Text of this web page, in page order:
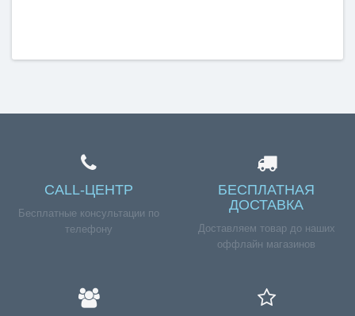
CALL-ЦЕНТР
Бесплатные консультации по
телефону
БЕСПЛАТНАЯ
ДОСТАВКА
Доставляем товар до наших
оффлайн магазинов